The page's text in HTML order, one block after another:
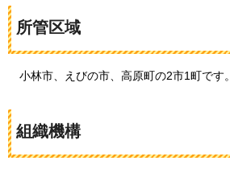
所管区域
小林市、 えびの市、高原町の2市1町です。
組織機構